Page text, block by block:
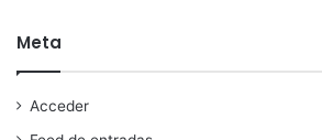
Meta
Acceder